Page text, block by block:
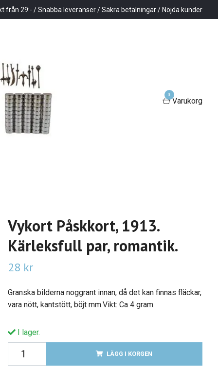
från 29:- / Snabba leveranser / Säkra betalningar / Nöjda kunder
0
Varukorg
Vykort Påskkort, 1913.
Kärleksfull par, romantik.
28 kr
Granska bilderna noggrant innan, då det kan finnas fläckar,
vara nött, kantstött, böjt mm.Vikt: Ca 4 gram.
I lager.
LÄGG I KORGEN